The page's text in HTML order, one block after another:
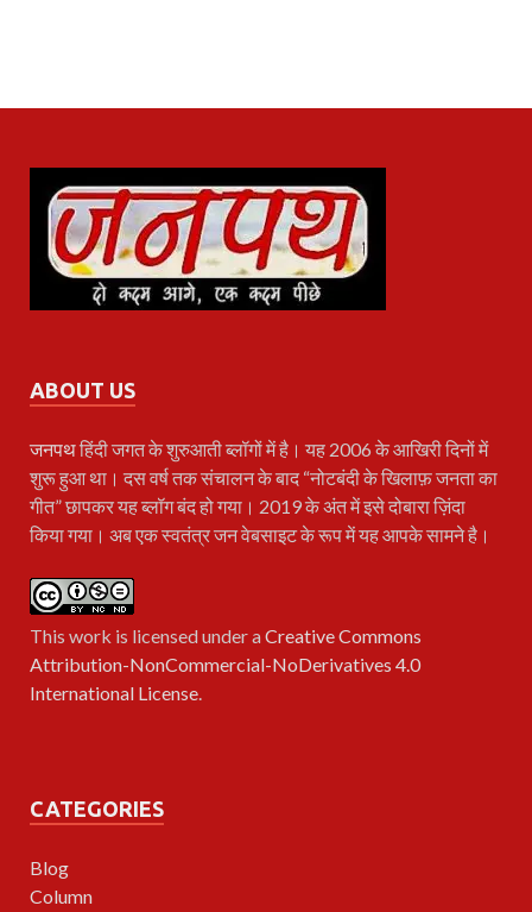
ABOUT US
जनपथहिंदी जगत के शुरुआती ब्लॉगों में है। यह 2006 के आखिरी दिनों में
शुरू हुआ था। दस वर्ष तक संचालन के बाद “नोटबंदी के खिलाफ़ जनता का
गीत” छापकर यह ब्लॉग बंद हो गया। 2019 के अंत में इसे दोबारा ज़िंदा
किया गया। अब एक स्वतंत्र जन वेबसाइट के रूप में यह आपके सामने है।
This work is licensed under aCreative Commons
Attribution-NonCommercial-NoDerivatives 4.0
International License.
CATEGORIES
Blog
Column